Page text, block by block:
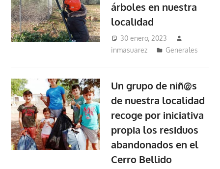
árboles en nuestra
localidad
30 enero, 2023
inmasuarez
Generales
Un grupo de niñ@s
de nuestra localidad
recoge por iniciativa
propia los residuos
abandonados en el
Cerro Bellido